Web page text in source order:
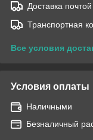
Доставка почтой
Транспортная
Все условия
Условия оплаты
Наличными
Безналичный